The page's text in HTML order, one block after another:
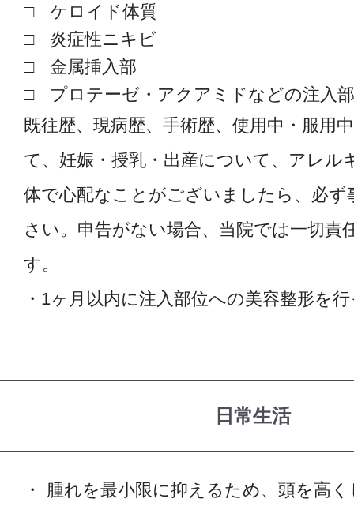
ケロイド体質
炎症性ニキビ
金属挿入部
プロテーゼ・アクアミドなどの注入
既往歴、現病歴、手術歴、使用中・服用
て、妊娠・授乳・出産について、アレル
体で心配なことがございましたら、必ず
さい。申告がない場合、当院では一切責
す。
・1ヶ月以内に注入部位への美容整形を
日常生活
腫れを最小限に抑えるため、頭を高